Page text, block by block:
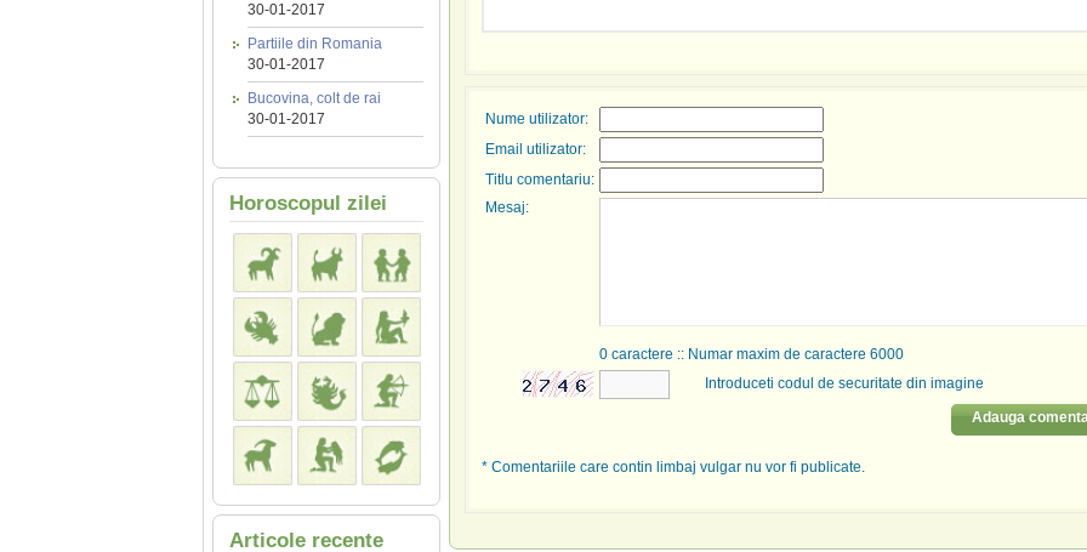
30-01-2017
Partiile din Romania
30-01-2017
Bucovina, colt de rai
30-01-2017
Horoscopul zilei
Articole recente
Nume utilizator:
Email utilizator:
Titlu comentariu:
Mesaj:
0caractere :: Numar maxim de caractere 6000
Introduceti codul de securitate din imagine
Adauga
* Comentariile care contin limbaj vulgar nu vor fi publicate.